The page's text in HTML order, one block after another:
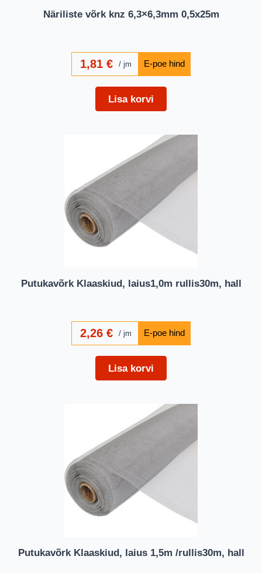
Näriliste võrk knz 6,3×6,3mm 0,5x25m
1,81 € jm
Lisa korvi
Putukavõrk Klaaskiud, laius1,0m rullis30m, hall
2,26 € jm
Lisa korvi
Putukavõrk Klaaskiud, laius 1,5m /rullis30m, hall